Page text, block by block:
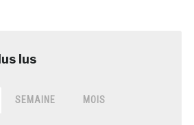
SEMAINE MOIS